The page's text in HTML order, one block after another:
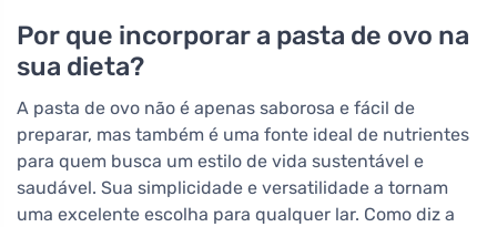
Por que incorporar a pasta de ovo na
sua dieta?
A pasta de ovo não é apenas saborosa e fácil de
preparar, mas também é uma fonte ideal de nutrientes
para quem busca um estilo de vida sustentável e
saudável. Sua simplicidade e versatilidade a tornam
uma excelente escolha para qualquer lar. Como diz a